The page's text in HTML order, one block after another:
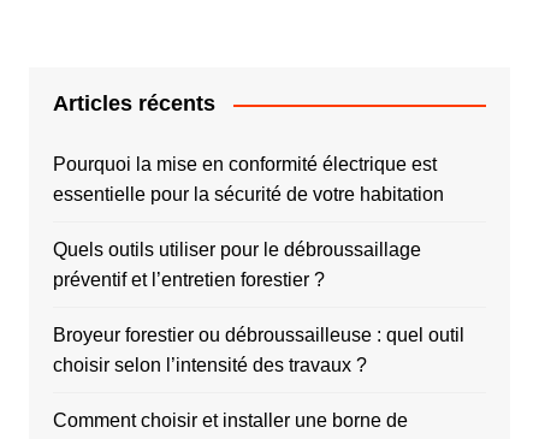
Articles récents
Pourquoi la mise en conformité électrique est
essentielle pour la sécurité de votre habitation
Quels outils utiliser pour le débroussaillage
préventif et l’entretien forestier ?
Broyeur forestier ou débroussailleuse : quel outil
choisir selon l’intensité des travaux ?
Comment choisir et installer une borne de